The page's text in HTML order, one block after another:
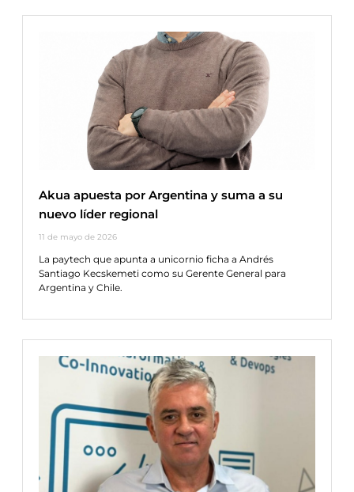
Akua apuesta por Argentina y suma a su
nuevo líder regional
11 de mayo de 2026
La paytech que apunta a unicornio ficha a Andrés
Santiago Kecskemeti como su Gerente General para
Argentina y Chile.